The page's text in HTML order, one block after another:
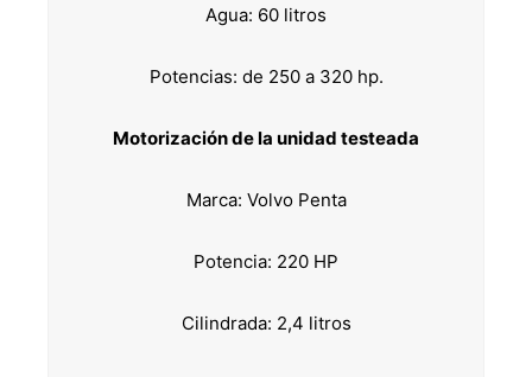
Agua: 60 litros
Potencias: de 250 a 320 hp.
Motorización de la unidad testeada
Marca: Volvo Penta
Potencia: 220 HP
Cilindrada: 2,4 litros